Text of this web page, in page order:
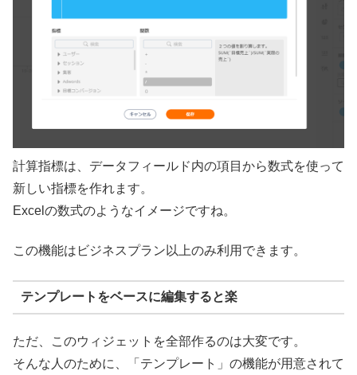
計算指標は、データフィールド内の項目から数式を使って
新しい指標を作れます。
Excelの数式のようなイメージですね。
この機能はビジネスプラン以上のみ利用できます。
テンプレートをベースに編集すると楽
ただ、このウィジェットを全部作るのは大変です。
そんな人のために、「テンプレート」の機能が用意されて